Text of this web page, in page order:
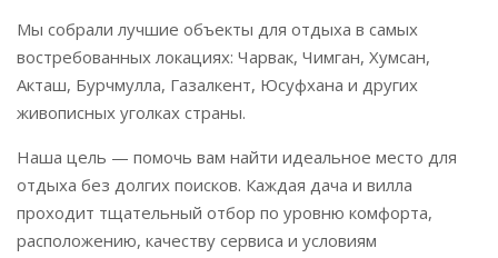
Мы собрали лучшие объекты для отдыха в самых
востребованных локациях: Чарвак, Чимган, Хумсан,
Акташ, Бурчмулла, Газалкент, Юсуфхана и других
живописных уголках страны.
Наша цель — помочь вам найти идеальное место для
отдыха без долгих поисков. Каждая дача и вилла
проходит тщательный отбор по уровню комфорта,
расположению, качеству сервиса и условиям